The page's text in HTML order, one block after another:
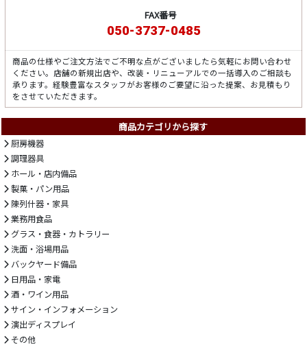
FAX番号
050-3737-0485
商品の仕様やご注文方法でご不明な点がございましたら気軽にお問い合わせ
ください。店舗の新規出店や、改装・リニューアルでの一括導入のご相談も
承ります。経験豊富なスタッフがお客様のご要望に沿った提案、お見積もり
をさせていただきます。
商品カテゴリから探す
厨房機器
調理器具
ホール・店内備品
製菓・パン用品
陳列什器・家具
業務用食品
グラス・食器・カトラリー
洗面・浴場用品
バックヤード備品
日用品・家電
酒・ワイン用品
サイン・インフォメーション
演出ディスプレイ
その他